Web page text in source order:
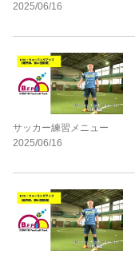
2025/06/16
サッカー練習メニュー
2025/06/16